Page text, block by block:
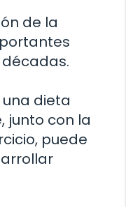
de la
dieta
junto con la
puede